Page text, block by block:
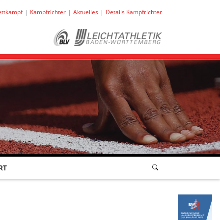
Kampfrichter Aktuelles Details Kampfrichter